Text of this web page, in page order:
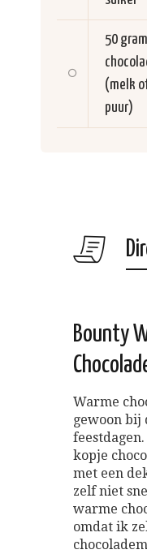
50 gram
(melk
puur)
Bounty
Warme
gewoon bij
kopje
met een
zelf niet
warme
omdat ik